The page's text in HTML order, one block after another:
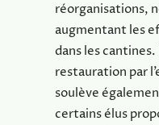
réorganisations,
augmentant les
dans les
restauration par
soulève
certains élus